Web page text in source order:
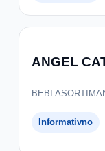
ANGEL
BEBI
Informativno